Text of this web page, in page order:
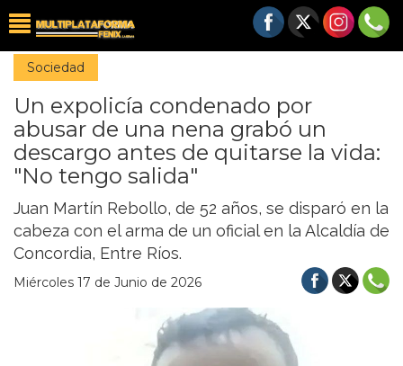
Sociedad
Un expolicía condenado por
abusar de una nena grabó un
descargo antes de quitarse la vida:
"No tengo salida"
Juan Martín Rebollo, de 52 años, se disparó en la
cabeza con el arma de un oficial en la Alcaldía de
Concordia, Entre Ríos.
Miércoles 17 de Junio de 2026